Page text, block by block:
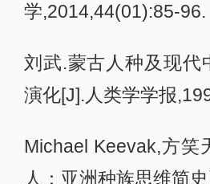
学,2014,44(01):85-96.
刘武.蒙古人种及现代
演化[J].人类学学报
Michael Keevak,方笑
人：亚洲种族思维简